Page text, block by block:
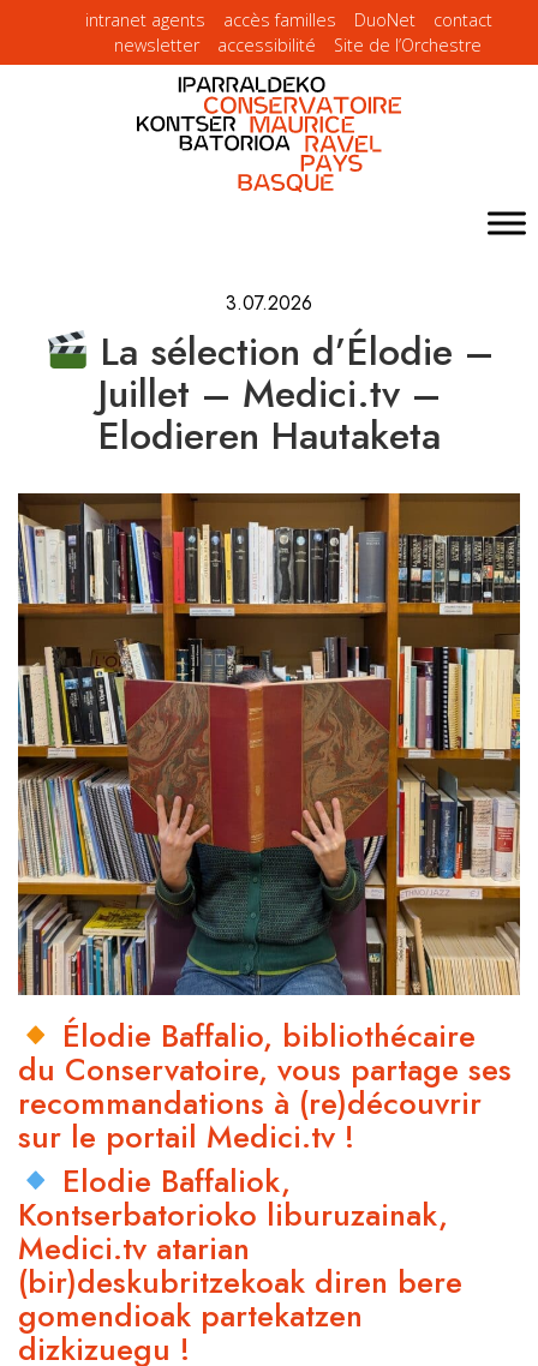
intranet agents accès familles DuoNet
contact
newsletter
accessibilité Site de l’Orchestre
3.07.2026
La sélection d’Élodie –
Juillet – Medici.tv –
Elodieren Hautaketa
Élodie Baffalio, bibliothécaire
du Conservatoire, vous partage ses
recommandations à (re)découvrir
sur le portail Medici.tv !
Elodie Baffaliok,
Kontserbatorioko liburuzainak,
Medici.tv atarian
(bir)deskubritzekoak diren bere
gomendioak partekatzen
dizkizuegu !